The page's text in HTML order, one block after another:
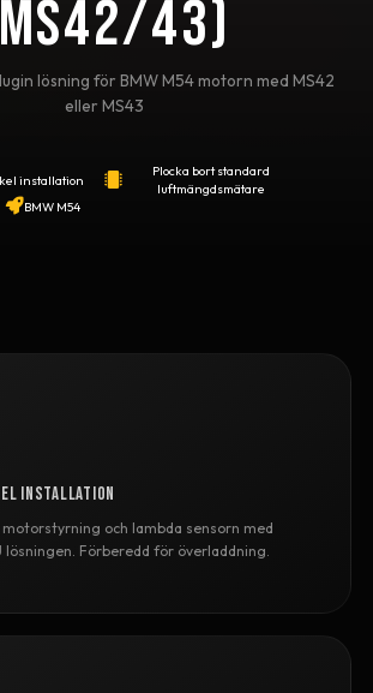
43)
lösning för BMW M54 motorn med MS42
eller MS43
installation
Plocka bort standard
luftmängdsmätare
BMW M54
installation
och lambda sensorn med
lösningen. Förberedd för överladdning.